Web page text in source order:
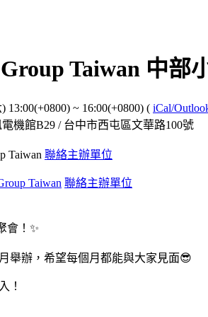
Taiwan 中部
13:00(+0800) ~ 16:00(+0800) ( iCal/
機館B29 / 台中市西屯區文華路100號
Taiwan 聯絡主辦單位
Taiwan 聯絡主辦單位
會！✨
舉辦，希望每個月都能與大家見面😎
！